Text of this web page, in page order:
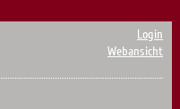
Login
Webansicht